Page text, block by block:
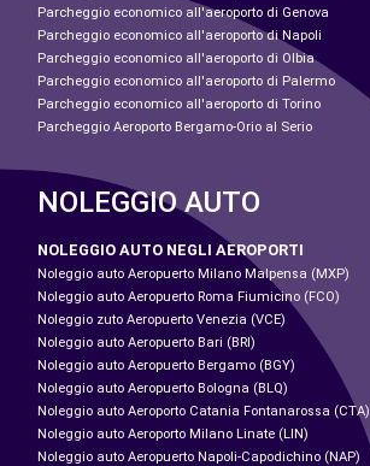
Parcheggio economico all'aeroporto di Genova
Parcheggio economico all'aeroporto di Napoli
Parcheggio economico all'aeroporto di Olbia
Parcheggio economico all'aeroporto di Palermo
Parcheggio economico all'aeroporto di Torino
Parcheggio Aeroporto Bergamo-Orio al Serio
NOLEGGIO AUTO
NOLEGGIO AUTO NEGLI AEROPORTI
Noleggio auto Aeropuerto Milano Malpensa (MXP)
Noleggio auto Aeropuerto Roma Fiumicino (FCO)
Noleggio zuto Aeropuerto Venezia (VCE)
Noleggio auto Aeropuerto Bari (BRI)
Noleggio auto Aeropuerto Bergamo (BGY)
Noleggio auto Aeropuerto Bologna (BLQ)
Noleggio auto Aeroporto Catania Fontanarossa (CTA)
Noleggio auto Aeroporto Milano Linate (LIN)
Noleggio auto Aeropuerto Napoli-Capodichino (NAP)